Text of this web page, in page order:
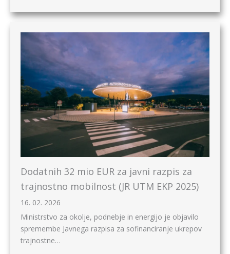
Dodatnih 32 mio EUR za javni razpis za
trajnostno mobilnost (JR UTM EKP 2025)
16. 02. 2026
Ministrstvo za okolje, podnebje in energijo je objavilo
spremembe Javnega razpisa za sofinanciranje ukrepov
trajnostne…